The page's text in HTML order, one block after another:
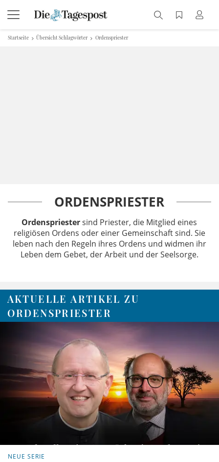
Startseite Übersicht Schlagwörter Ordenspriester
ORDENSPRIESTER
Ordenspriestersind Priester, die Mitglied eines
religiösen Ordens oder einer Gemeinschaft sind. Sie
leben nach den Regeln ihres Ordens und widmen ihr
Leben dem Gebet, der Arbeit und der Seelsorge.
AKTUELLE ARTIKEL ZU
ORDENSPRIESTER
NEUE SERIE